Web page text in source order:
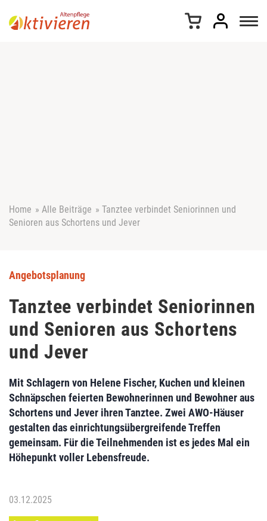
Home » Alle Beiträge » Tanztee verbindet Seniorinnen und
Senioren aus Schortens und Jever
Angebotsplanung
Tanztee verbindet Seniorinnen
und Senioren aus Schortens
und Jever
Mit Schlagern von Helene Fischer, Kuchen und kleinen
Schnäpschen feierten Bewohnerinnen und Bewohner aus
Schortens und Jever ihren Tanztee. Zwei AWO-Häuser
gestalten das einrichtungsübergreifende Treffen
gemeinsam. Für die Teilnehmenden ist es jedes Mal ein
Höhepunkt voller Lebensfreude.
03.12.2025